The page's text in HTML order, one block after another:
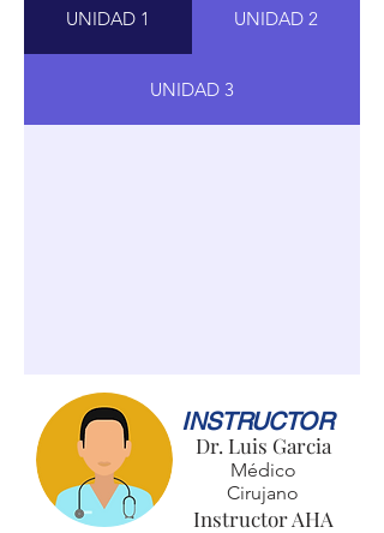
UNIDAD 1 UNIDAD 2
UNIDAD 3
INSTRUCTOR
Dr. Luis Garcia
Médico
Cirujano
Instructor AHA